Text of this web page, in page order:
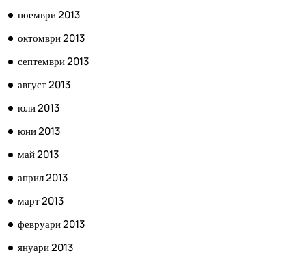
ноември 2013
октомври 2013
септември 2013
август 2013
юли 2013
юни 2013
май 2013
април 2013
март 2013
февруари 2013
януари 2013